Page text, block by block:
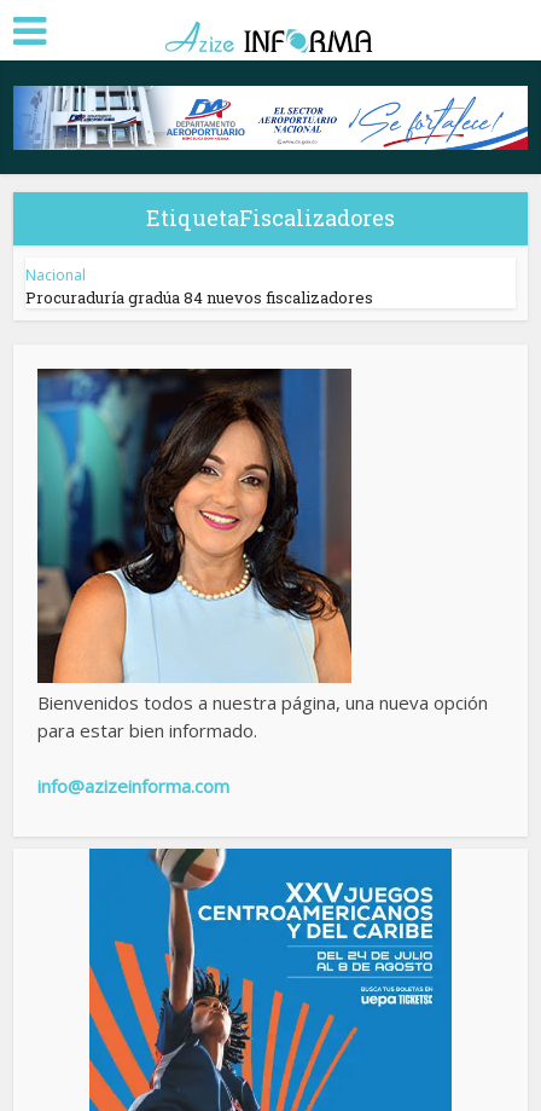
EtiquetaFiscalizadores
Nacional
Procuraduría gradúa 84 nuevos fiscalizadores
Bienvenidos todos a nuestra página, una nueva opción
para estar bien informado.
info@azizeinforma.com